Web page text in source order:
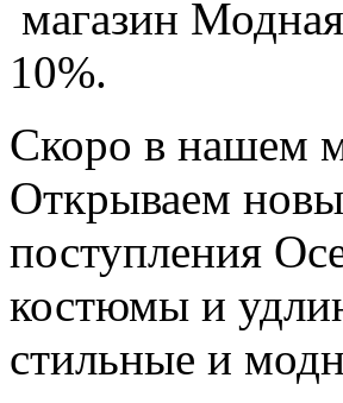
магазин
10%.
Скоро в нашем
Открываем
поступления
костюмы и
стильные и